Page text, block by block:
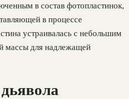
в состав фотопластинок,
в процессе
устраивалась с небольшим
массы для надлежащей